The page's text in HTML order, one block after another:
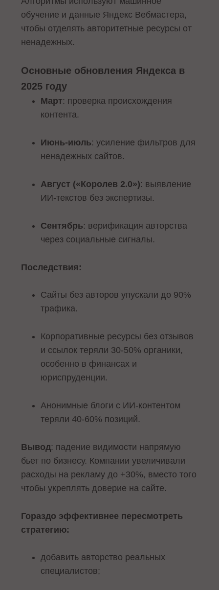
обучение и данные Яндекс Вебмастера,
чтобы отделять авторитетные ресурсы от
ненадежных.
Основные обновления Яндекса в
2025 году
Март: проверка происхождения
контента.
Июнь-июль: усиление фильтров для
ненадежных сайтов.
Август («Королев 2.0»): выявление
ИИ-текстов без экспертизы.
Сентябрь: верификация авторства
через социальные сигналы.
Последствия:
Сайты без авторов упускали до 90%
трафика.
Корпоративные ресурсы без отзывов
и ссылок теряли 30-50% органики,
особенно в финансах и
юриспруденции.
Анонимные блоги с ИИ-контентом
теряли 40-60% позиций.
Вывод: падение видимости напрямую
бьет по бизнесу. Компании увеличивали
расходы на рекламу до +30%, вместо того
чтобы укреплять доверие на сайте.
Гораздо эффективнее пересмотреть
стратегию:
добавить авторство реальных
специалистов;